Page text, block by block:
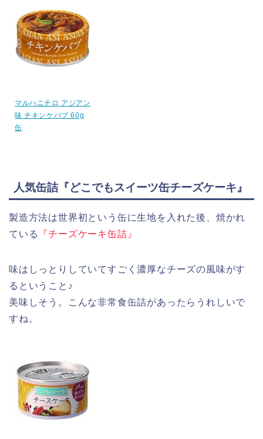
マルハニチロ アジアン
味 チキンケバブ 60g
缶
人気缶詰『どこでもスイーツ缶チーズケーキ』
製造方法は世界初という缶に生地を入れた後、焼かれ
ている
『チーズケーキ缶詰』
味はしっとりしていてすごく濃厚なチーズの風味がす
るということ♪
美味しそう。こんな非常食缶詰があったらうれしいで
すね。